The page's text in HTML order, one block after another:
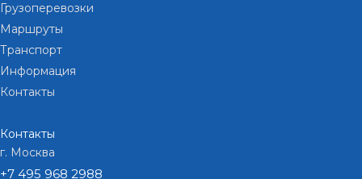
Грузоперевозки
Маршруты
Транспорт
Информация
Контакты
Контакты
г. Москва
+7 495 968 2988